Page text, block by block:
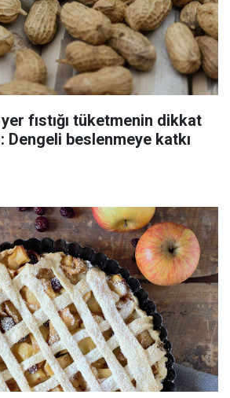
fıstığı tüketmenin dikkat
Dengeli beslenmeye katkı